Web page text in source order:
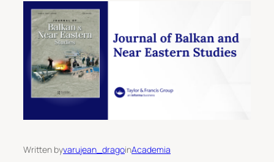
Written byvarujean_dragoinAcademia